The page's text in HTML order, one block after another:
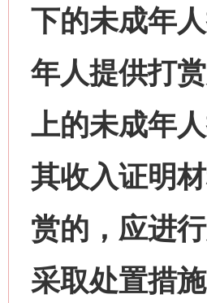
下的未成年
年人提供打
上的未成年
其收入证明
赏的，应进
采取处置措施